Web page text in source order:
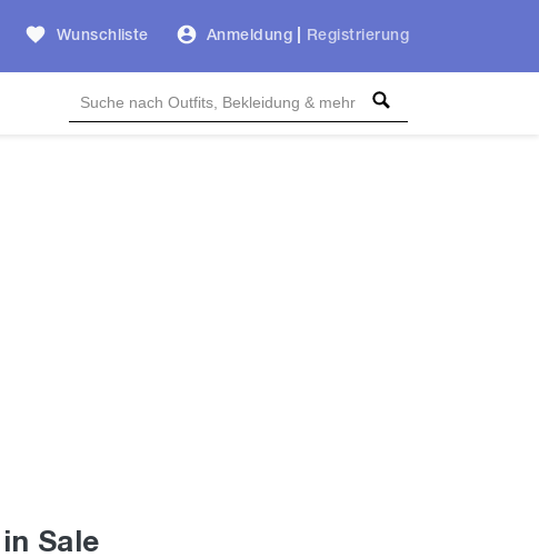
Wunschliste Anmeldung Registrierung
Sale